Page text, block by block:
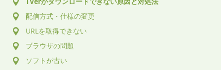
配信方式・仕様の変更
URLを取得できない
ブラウザの問題
ソフトが古い